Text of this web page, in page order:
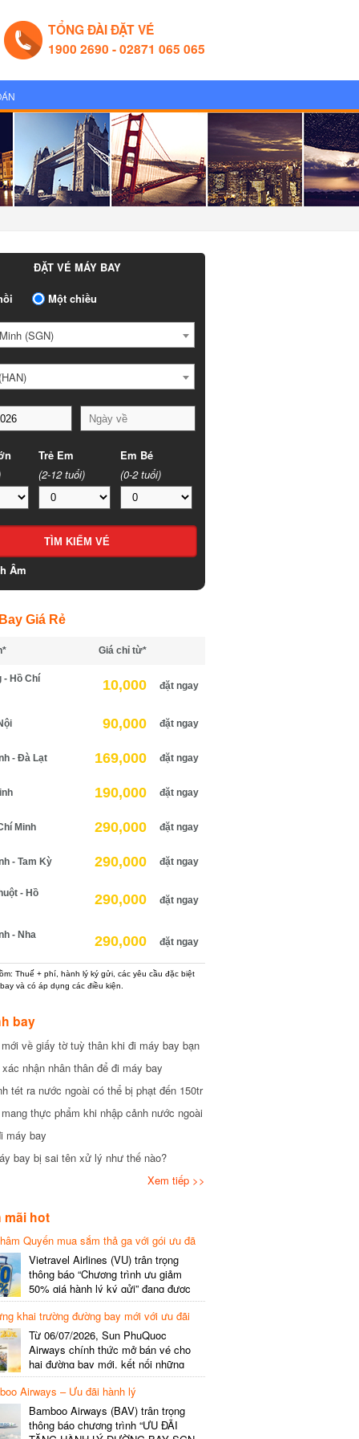
TỔNG ĐÀI ĐẶT VÉ
1900 2690 - 02871 065 065
ĐẶT VÉ MÁY BAY
Một chiều
(SGN)
Trẻ Em
(2-12 tuổi)
Em Bé
(0-2 tuổi)
Âm
Giá Rẻ
Giá chỉ từ*
Hồ Chí
10,000 đặt ngay
90,000 đặt ngay
- Đà Lạt 169,000 đặt ngay
190,000 đặt ngay
Minh 290,000 đặt ngay
- Tam Kỳ 290,000 đặt ngay
- Hồ
290,000 đặt ngay
- Nha
290,000 đặt ngay
Thuế + phí, hành lý ký gửi, các yêu cầu đặc biệt
và có áp dụng các điều kiện.
bay
về giấy tờ tuỳ thân khi đi máy bay bạn
nhận nhân thân để đi máy bay
tét ra nước ngoài có thể bị phạt đến 150tr
thực phẩm khi nhập cảnh nước ngoài
bay
bay bị sai tên xử lý như thế nào?
Xem tiếp >>
hot
Quyến mua sắm thả ga với gói ưu đã
gói cước
Vietravel Airlines (VU) trân trọng
thông báo “Chương trình ưu giảm
50% giá hành lý ký gửi” đang được
triển khai cho đường bay quốc tế mới
kết nối từ TP. Hồ Chí Minh
(SGN) đi Thâm Quyến – Trung Quốc
(SZX), chi tiết như sau: LỊCH BAY
CHI TIẾT Đường bay SHCB Giờ khởi
hành Giờ đến Tần suất…
khai trường đường bay mới với ưu đãi
Từ 06/07/2026, Sun PhuQuoc
Airways chính thức mở bán vé cho
hai đường bay mới, kết nối những
điểm đến giàu trải nghiệm, giúp hành
khách khám phá vẻ đẹp thiên nhiên
và văn hóa của miền Trung Việt Nam.
Thông tin đường bay mới Đường bay
Airways – Ưu đãi hành lý
Bamboo Airways (BAV) trân trọng
thông báo chương trình “ƯU ĐÃI